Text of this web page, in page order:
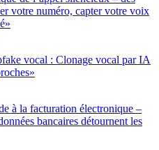
votre numéro, capter votre voix
vocal : Clonage vocal par IA
à la facturation électronique –
bancaires détournent les